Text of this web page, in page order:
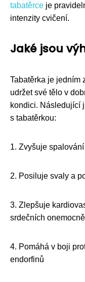
tabatěrce je
intenzity cvičení.
Jaké jsou
Tabatěrka je jedním
udržet své tělo v
kondici. Následující
s tabatěrkou:
1. Zvyšuje
2. Posiluje svaly a
3. Zlepšuje
srdečních
4. Pomáhá v boji
endorfinů